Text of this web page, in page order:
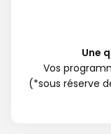
Une
Vos
(*sous réserve